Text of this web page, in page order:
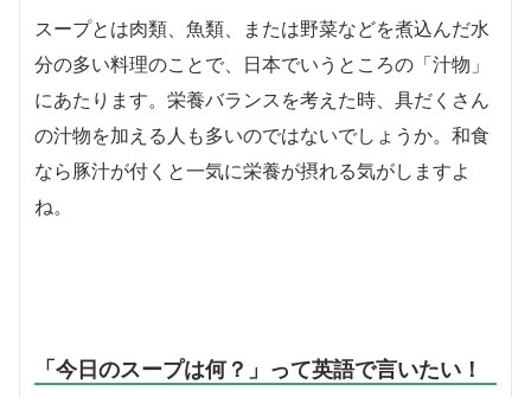
スープとは肉類、魚類、または野菜などを煮込んだ水
分の多い料理のことで、日本でいうところの「汁物」
にあたります。栄養バランスを考えた時、具だくさん
の汁物を加える人も多いのではないでしょうか。和食
なら豚汁が付くと一気に栄養が摂れる気がしますよ
ね。
「今日のスープは何？」って英語で言いたい！